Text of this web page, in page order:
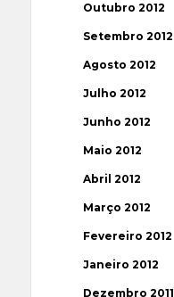
Outubro 2012
Setembro 2012
Agosto 2012
Julho 2012
Junho 2012
Maio 2012
Abril 2012
Março 2012
Fevereiro 2012
Janeiro 2012
Dezembro 2011